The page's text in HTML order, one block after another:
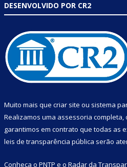
DESENVOLVIDO POR CR2
Muito mais que criar site ou sistema
Realizamos uma assessoria completa,
garantimos em contrato que todas as
leis de transparência pública serão
Conheça o PNTP e o Radar da